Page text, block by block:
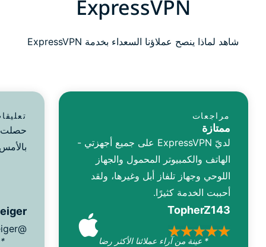
ExpressVPN
شاهد لماذا ينصح عملاؤنا السعداء بخدمة ExpressVPN
مراجعات
ممتازة
لديّ ExpressVPN على جميع أجهزتي -
الهاتف والكمبيوتر المحمول والجهاز
اللوحي وجهاز تلفاز أبل وغيرها، ولقد
أحببت الخدمة كثيرًا.
TopherZ143
* عينة من آراء عملائنا الأكثر رضا
@D_Geiger
*